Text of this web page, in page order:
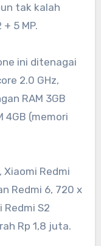
tak kalah
5 MP.
ini ditenagai
2.0 GHz,
RAM 3GB
4GB (memori
Xiaomi Redmi
Redmi 6, 720 x
Redmi S2
Rp 1,8 juta.